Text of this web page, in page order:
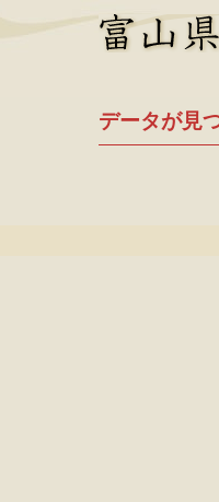
データが見